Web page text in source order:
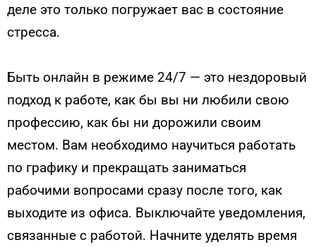
деле это только погружает вас в состояние
стресса.
Быть онлайн в режиме 24/7 — это нездоровый
подход к работе, как бы вы ни любили свою
профессию, как бы ни дорожили своим
местом. Вам необходимо научиться работать
по графику и прекращать заниматься
рабочими вопросами сразу после того, как
выходите из офиса. Выключайте уведомления,
связанные с работой. Начните уделять время